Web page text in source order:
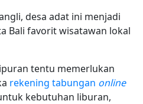
desa adat ini menjadi
Bali favorit wisatawan lokal
tentu memerlukan
rekening tabungan online
kebutuhan liburan,